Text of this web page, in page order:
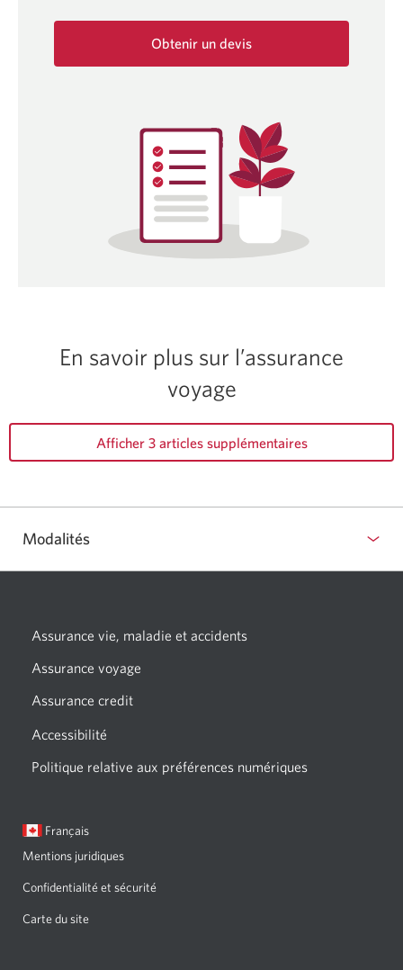
Obtenir un devis
En savoir plus sur l’assurance
voyage
Afficher 3 articles supplémentaires
Modalités
Assurance vie, maladie et accidents
Assurance voyage
Assurance credit
s’affichera.
Accessibilité
Politique relative aux préférences numériques
Langue
Français
de
dialogue
Mentions juridiques
Confidentialité et sécurité
Carte du site